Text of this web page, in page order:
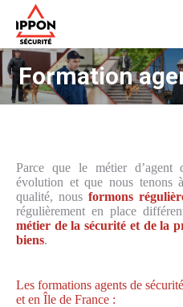
Formation
Parce que le métier d’agent
évolution et que nous tenons
qualité, nous formons
régulièrement en place
métier de la sécurité et de la
biens.
Les formations agents de
et en Île de France :